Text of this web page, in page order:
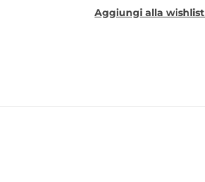
Aggiungi alla wishlist